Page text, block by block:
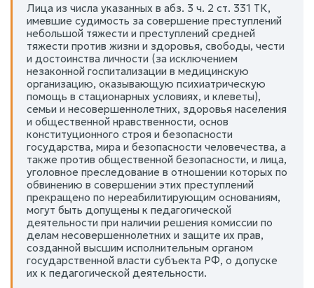
Лица из числа указанных в абз. 3 ч. 2 ст. 331 ТК,
имевшие судимость за совершение преступлений
небольшой тяжести и преступлений средней
тяжести против жизни и здоровья, свободы, чести
и достоинства личности (за исключением
незаконной госпитализации в медицинскую
организацию, оказывающую психиатрическую
помощь в стационарных условиях, и клеветы),
семьи и несовершеннолетних, здоровья населения
и общественной нравственности, основ
конституционного строя и безопасности
государства, мира и безопасности человечества, а
также против общественной безопасности, и лица,
уголовное преследование в отношении которых по
обвинению в совершении этих преступлений
прекращено по нереабилитирующим основаниям,
могут быть допущены к педагогической
деятельности при наличии решения комиссии по
делам несовершеннолетних и защите их прав,
созданной высшим исполнительным органом
государственной власти субъекта РФ, о допуске
их к педагогической деятельности.